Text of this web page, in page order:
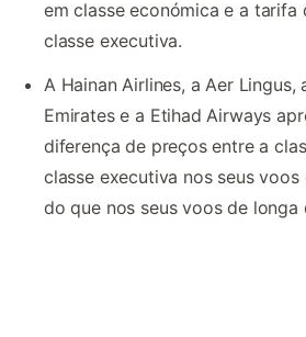
em classe económica e a tarifa
classe executiva.
A Hainan Airlines, a Aer Lingus,
Emirates e a Etihad Airways
diferença de preços entre a
classe executiva nos seus
do que nos seus voos de longa